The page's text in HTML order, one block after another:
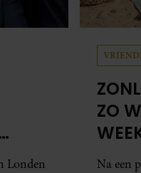
Londen
ZO
Na een